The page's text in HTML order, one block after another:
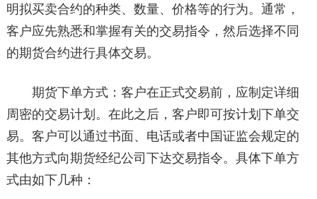
明拟买卖合约的种类、数量、价格等的行为。通常，
客户应先熟悉和掌握有关的交易指令，然后选择不同
的期货合约进行具体交易。
期货下单方式：客户在正式交易前，应制定详细
周密的交易计划。在此之后，客户即可按计划下单交
易。客户可以通过书面、电话或者中国证监会规定的
其他方式向期货经纪公司下达交易指令。具体下单方
式由如下几种：